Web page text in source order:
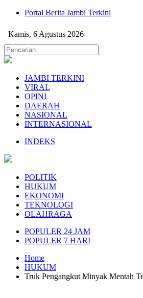
Portal Berita Jambi Terkini
Kamis, 6 Agustus 2026
JAMBI TERKINI
VIRAL
OPINI
DAERAH
NASIONAL
INTERNASIONAL
INDEKS
POLITIK
HUKUM
EKONOMI
TEKNOLOGI
OLAHRAGA
POPULER 24 JAM
POPULER 7 HARI
Home
HUKUM
Truk Pengangkut Minyak Mentah